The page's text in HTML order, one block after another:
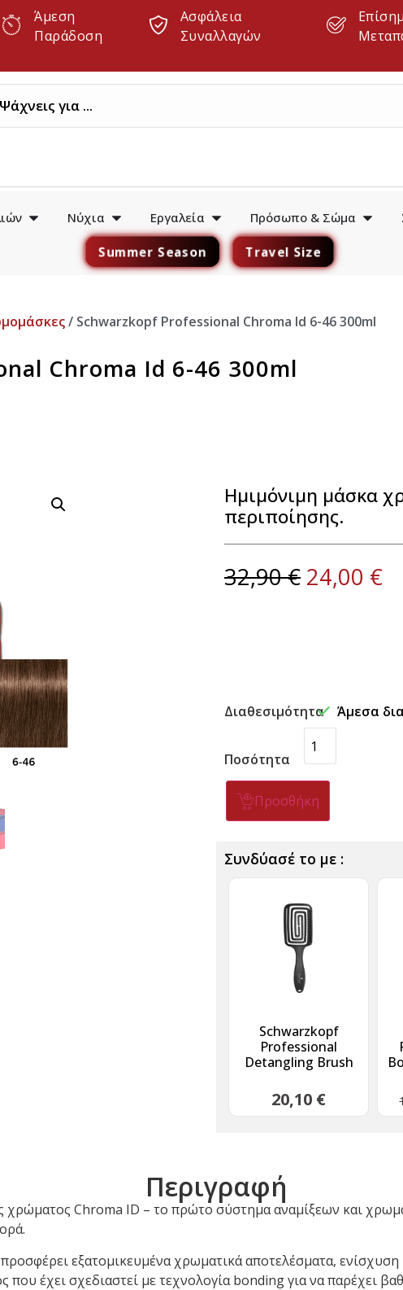
Άμεση
Παράδοση
Ασφάλεια
Συναλλαγών
Νύχια Εργαλεία Πρόσωπο & Σώμα
Summer Season Travel Size
/ Schwarzkopf Professional Chroma Id 6-46 300ml
Chroma Id 6-46 300ml
Ημιμόνιμη μάσκα
περιποίησης.
32,90€ 24,00 €
Διαθεσιμότητα Άμεσα
Ποσότητα
Προσθήκη
Συνδύασέ το με :
Schwarzkopf
Professional
Detangling Brush
20,10 €
Περιγραφή
χρώματος Chroma ID – το πρώτο σύστημα αναμίξεων και
εξατομικευμένα χρωματικά αποτελέσματα,
έχει σχεδιαστεί με τεχνολογία bonding για να παρέχει